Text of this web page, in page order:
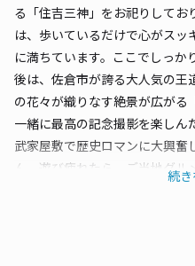
る「住吉三神」をお祀りしてお
は、歩いているだけで心がス
に満ちています。ここでしっか
後は、佐倉市が誇る大人気の王
の花々が織りなす絶景が広がる
一緒に最高の記念撮影を楽しん
武家屋敷で歴史ロマンに大興奮
ん。遊び疲れたら、ご当地グ続き